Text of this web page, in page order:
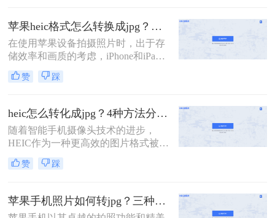
设备或软件无法直接打开或编辑该格
式的图片。因此，将HEIC格式转换为
更为通用的JPG格式成为了一个常见
的需求。那么苹果图片heic格式怎么
转化成jpg呢？本文将详细介绍几种将
苹果HEIC格式转换为JPG格式的方
苹果heic格式怎么转换成jpg？教你5招轻松搞定！
在使用苹果设备拍摄照片时，出于存
储效率和画质的考虑，iPhone和iPad
默认采用HEIC（High Efficiency Image
Format）格式保存照片。然而，这种
支持，特别是在Windows PC和其他非
苹果设备上，经常需要将HEIC格式的
照片转换为更通用的JPG格式。那么
苹果heic格式怎么转换成jpg呢？本文
将向您介绍几种将HEIC转换为JPG的
有效方法。
赞 踩
heic怎么转化成jpg？4种方法分享给你！
​随着智能手机摄像头技术的进步，
HEIC作为一种更高效的图片格式被广
泛采用。但JPG格式的兼容性更广，
因此在某些情况下需要将HEIC图片转
呢？本文提供了四种转换方法，每种
方法都配有简短的介绍，帮助您快速
赞 踩
苹果手机照片如何转jpg？三种方法轻松解决heic图片转换！